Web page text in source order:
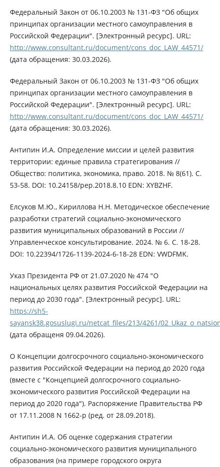
Федеральный Закон от 06.10.2003 № 131-ФЗ "Об общих
принципах организации местного самоуправления в
Российской Федерации". [Электронный ресурс]. URL:
http://www.consultant.ru/document/cons_doc_LAW_44571/
(дата обращения: 30.03.2026).
Федеральный Закон от 06.10.2003 № 131-ФЗ "Об общих
принципах организации местного самоуправления в
Российской Федерации". [Электронный ресурс]. URL:
http://www.consultant.ru/document/cons_doc_LAW_44571/
(дата обращения: 30.03.2026).
Антипин И.А. Определение миссии и целей развития
территории: единые правила стратегирования //
Общество: политика, экономика, право. 2018. № 8(61). С.
53-58. DOI: 10.24158/pep.2018.8.10 EDN: XYBZHF.
Елсуков М.Ю., Кириллова Н.Н. Методическое обеспечение
разработки стратегий социально-экономического
развития муниципальных образований в России //
Управленческое консультирование. 2024. № 6. С. 18-28.
DOI: 10.22394/1726-1139-2024-6-18-28 EDN: VWDFMK.
Указ Президента РФ от 21.07.2020 № 474 "О
национальных целях развития Российской Федерации на
период до 2030 года". [Электронный ресурс]. URL:
https://sh5-
sayansk38.gosuslugi.ru/netcat_files/213/4261/
(дата обращеня 09.04.2026).
О Концепции долгосрочного социально-экономического
развития Российской Федерации на период до 2020 года
(вместе с "Концепцией долгосрочного социально-
экономического развития Российской Федерации на
период до 2020 года"). Распоряжение Правительства РФ
от 17.11.2008 N 1662-р (ред. от 28.09.2018).
Антипин И.А. Об оценке содержания стратегии
социально-экономического развития муниципального
образования (на примере городского округа